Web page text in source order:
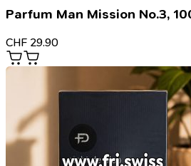
Parfum Man Mission No.3,
CHF 29.90